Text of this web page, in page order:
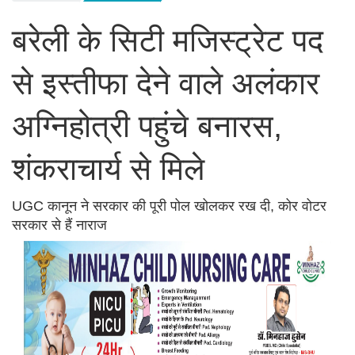
बरेली के सिटी मजिस्ट्रेट पद
से इस्तीफा देने वाले अलंकार
अग्निहोत्री पहुंचे बनारस,
शंकराचार्य से मिले
UGC कानून ने सरकार की पूरी पोल खोलकर रख दी, कोर वोटर
सरकार से हैं नाराज